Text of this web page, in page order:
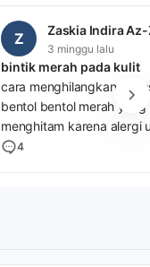
Z Zaskia Indira
3 minggu lalu
bintik merah pada kulit
cara menghilangkan
bentol bentol merah yang
menghitam karena alergi
4